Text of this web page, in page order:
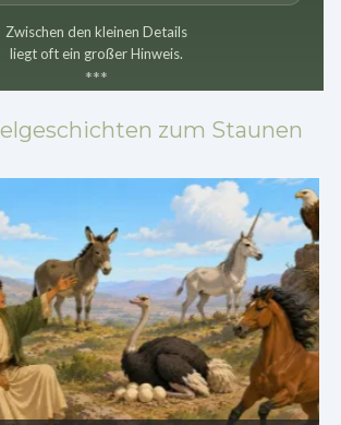
Zwischen den kleinen Details
liegt oft ein großer Hinweis.
***
zum Staunen